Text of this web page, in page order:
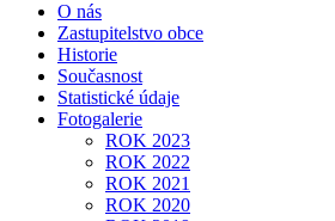
O nás
Zastupitelstvo obce
Historie
Současnost
Statistické údaje
Fotogalerie
ROK 2023
ROK 2022
ROK 2021
ROK 2020